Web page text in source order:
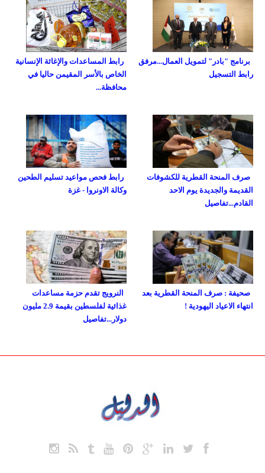
رابط المساعدات والإغاثة الإنسانية
الخاص بالأسر المقيمن حاليا في
محافظة...
برنامج "بادر" لتمويل العمال...مرفق
رابط التسجيل
رابط فحص مواعيد تسليم الطحين
وكالة الاونروا - غزة
صرف المنحة القطرية للكشوفات
القديمة والجديدة يوم الاحد
القادم...تفاصيل
النرويج تقدم حزمة مساعدات
غذائية لفلسطين بقيمة 2.9 مليون
دولار...تفاصيل
صحيفة : صرف المنحة القطرية بعد
انتهاء الاعياد اليهودية !